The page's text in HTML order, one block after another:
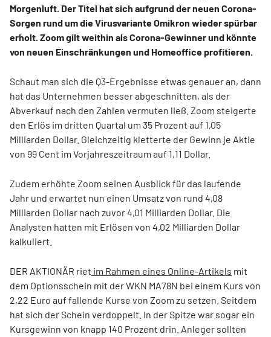
Morgenluft. Der Titel hat sich aufgrund der neuen Corona-
Sorgen rund um die Virusvariante Omikron wieder spürbar
erholt. Zoom gilt weithin als Corona-Gewinner und könnte
von neuen Einschränkungen und Homeoffice profitieren.
Schaut man sich die Q3-Ergebnisse etwas genauer an, dann
hat das Unternehmen besser abgeschnitten, als der
Abverkauf nach den Zahlen vermuten ließ. Zoom steigerte
den Erlös im dritten Quartal um 35 Prozent auf 1,05
Milliarden Dollar. Gleichzeitig kletterte der Gewinn je Aktie
von 99 Cent im Vorjahreszeitraum auf 1,11 Dollar.
Zudem erhöhte Zoom seinen Ausblick für das laufende
Jahr und erwartet nun einen Umsatz von rund 4,08
Milliarden Dollar nach zuvor 4,01 Milliarden Dollar. Die
Analysten hatten mit Erlösen von 4,02 Milliarden Dollar
kalkuliert.
DER AKTIONÄR riet im Rahmen eines Online-Artikels mit
dem Optionsschein mit der WKN MA78N bei einem Kurs von
2,22 Euro auf fallende Kurse von Zoom zu setzen. Seitdem
hat sich der Schein verdoppelt. In der Spitze war sogar ein
Kursgewinn von knapp 140 Prozent drin. Anleger sollten